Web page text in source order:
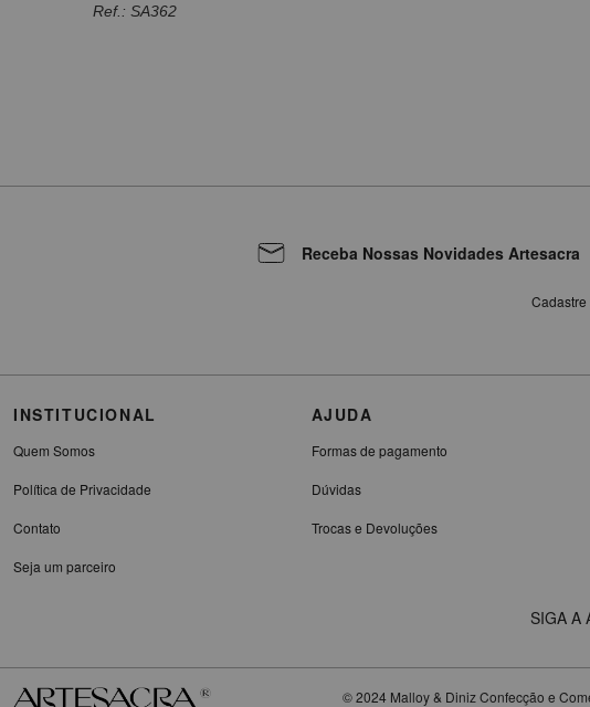
Ref.: SA362
Receba Nossas Novidades Artesacra
INSTITUCIONAL
Quem Somos
Política de Privacidade
Contato
Seja um parceiro
AJUDA
Formas de pagamento
Dúvidas
Trocas e Devoluções
SIGA A
© 2024 Malloy & Diniz Confecção e